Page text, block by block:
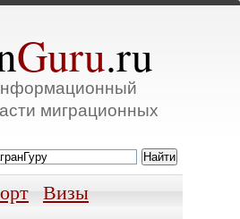
Guru.ru
миграционных
Визы